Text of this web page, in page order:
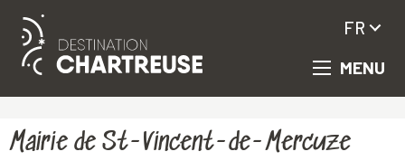
Aller
principal
MENU
FR
Mairie de St-Vincent-de-Mercuze